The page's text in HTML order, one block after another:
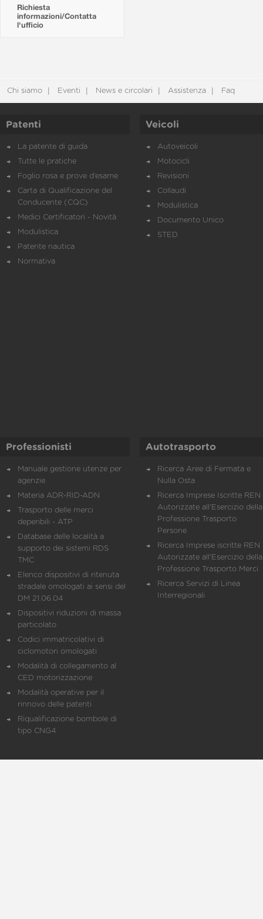
Richiesta
informazioni/Contatta
l'ufficio
Chi siamo Eventi News e circolari Assistenza Faq
Patenti
La patente di guida
Tutte le pratiche
Foglio rosa e prove d’esame
Carta di Qualificazione del
Conducente (CQC)
Medici Certificatori - Novità
Modulistica
Patente nautica
Normativa
Veicoli
Autoveicoli
Motocicli
Revisioni
Collaudi
Modulistica
Documento Unico
STED
Professionisti
Manuale gestione utenze per
agenzie
Materia ADR-RID-ADN
Trasporto delle merci
deperibili - ATP
Database delle località a
supporto dei sistemi RDS
TMC
Elenco dispositivi di ritenuta
stradale omologati ai sensi del
DM 21.06.04
Dispositivi riduzioni di massa
particolato
Codici immatricolativi di
ciclomotori omologati
Modalità di collegamento al
CED motorizzazione
Modalità operative per il
rinnovo delle patenti
Riqualificazione bombole di
tipo CNG4
Autotrasporto
Ricerca Aree di Fermata e
Nulla Osta
Ricerca Imprese Iscritte REN
Autorizzate all'Esercizio della
Professione Trasporto
Persone
Ricerca Imprese iscritte REN
Autorizzate all'Esercizio della
Professione Trasporto Merci
Ricerca Servizi di Linea
Interregionali